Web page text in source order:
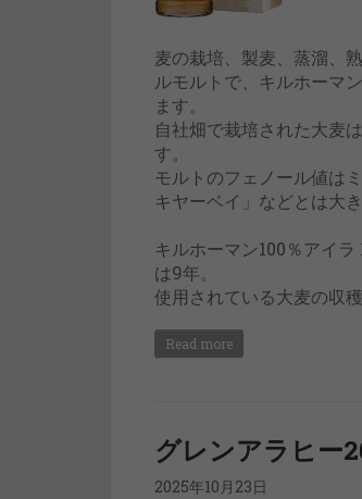
麦の栽培、製麦、蒸溜、
ルモルトで、キルホーマ
ます。
自社畑で栽培された大麦
す。
モルトのフェノール値は
キヤーベイ」などとは大
キルホーマン100％アイ
は9年。
使用されている大麦の収
Read more
グレンアラヒー
2025年10月23日